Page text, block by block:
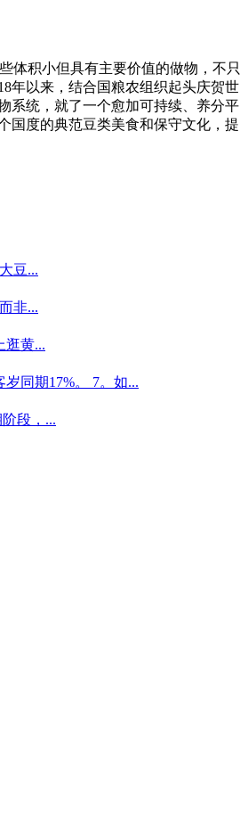
积小但具有主要价值的做物，不只
年以来，结合国粮农组织起头庆贺世
系统，就了一个愈加可持续、养分平
国度的典范豆类美食和保守文化，提
豆...
非...
逛黄...
同期17%。 7。如...
段，...